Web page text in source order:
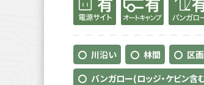
川沿い 林間 区
バンガロー(ロッジ・ケビン含